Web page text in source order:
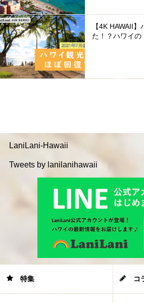
【4K HAWAII
た！？ハワイの
LaniLani-Hawaii
Tweets by lanilanihawaii
特集 コ